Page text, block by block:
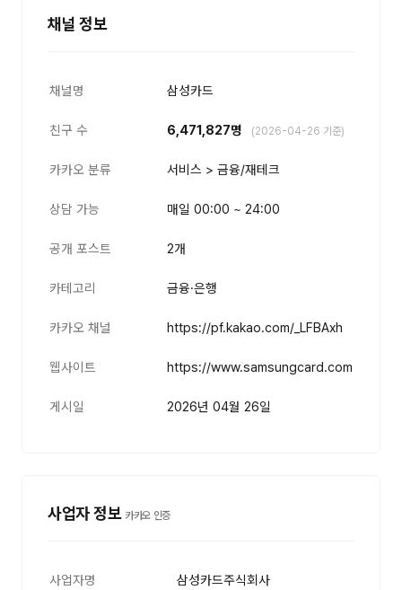
채널 정보
채널명 삼성카드
친구 수 6,471,827명 (2026-04-26 기준)
카카오 분류 서비스 > 금융/재테크
상담 가능 매일 00:00 ~ 24:00
공개 포스트 2개
카테고리 금융·은행
카카오 채널 https://pf.kakao.com/_LFBAxh
웹사이트 https://www.samsungcard.com
게시일 2026년 04월 26일
사업자 정보 카카오 인증
사업자명 삼성카드주식회사